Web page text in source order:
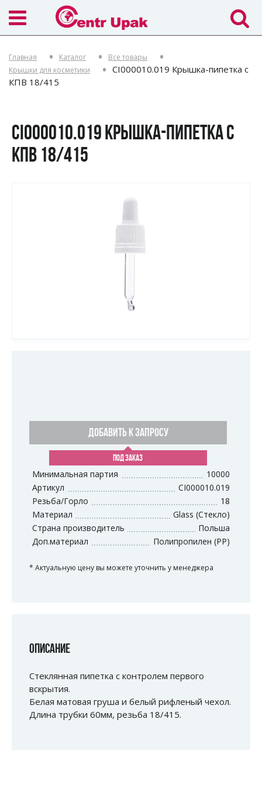
Главная Каталог
Все товары
Крышки для косметики
CI000010.019 Крышка-пипетка с
КПВ 18/415
CI000010.019 КРЫШКА-ПИПЕТКА С
КПВ 18/415
ДОБАВИТЬ К ЗАПРОСУ
ПОД ЗАКАЗ
Минимальная партия
10000
Артикул
CI000010.019
Резьба/Горло
18
Материал
Glass (Стекло)
Страна производитель
Польша
Доп.материал
Полипропилен (PP)
* Актуальную цену вы можете уточнить у менеджера
ОПИСАНИЕ
Стеклянная пипетка с контролем первого
вскрытия.
Белая матовая груша и белый рифленый чехол.
Длина трубки 60мм, резьба 18/415.